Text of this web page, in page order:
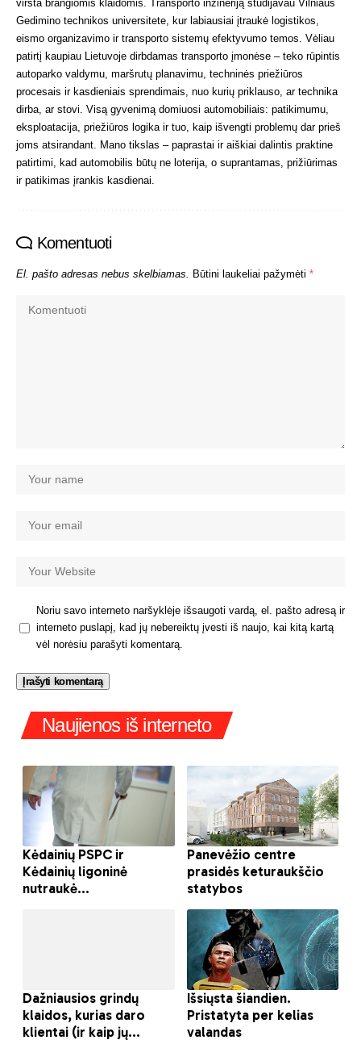
virsta brangiomis klaidomis. Transporto inžineriją studijavau Vilniaus
Gedimino technikos universitete, kur labiausiai įtraukė logistikos,
eismo organizavimo ir transporto sistemų efektyvumo temos. Vėliau
patirtį kaupiau Lietuvoje dirbdamas transporto įmonėse – teko rūpintis
autoparko valdymu, maršrutų planavimu, techninės priežiūros
procesais ir kasdieniais sprendimais, nuo kurių priklauso, ar technika
dirba, ar stovi. Visą gyvenimą domiuosi automobiliais: patikimumu,
eksploatacija, priežiūros logika ir tuo, kaip išvengti problemų dar prieš
joms atsirandant. Mano tikslas – paprastai ir aiškiai dalintis praktine
patirtimi, kad automobilis būtų ne loterija, o suprantamas, prižiūrimas
ir patikimas įrankis kasdienai.
Komentuoti
El. pašto adresas nebus skelbiamas. Būtini laukeliai pažymėti *
Noriu savo interneto naršyklėje išsaugoti vardą, el. pašto adresą ir
interneto puslapį, kad jų nebereiktų įvesti iš naujo, kai kitą kartą
vėl norėsiu parašyti komentarą.
Naujienos iš interneto